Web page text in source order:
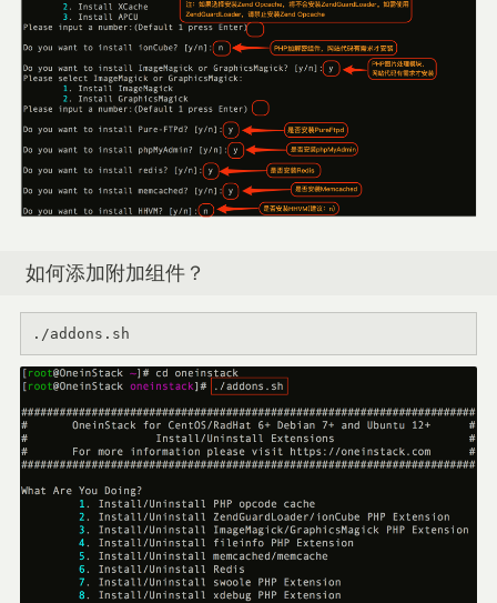
如何添加附加组件？
./addons.sh